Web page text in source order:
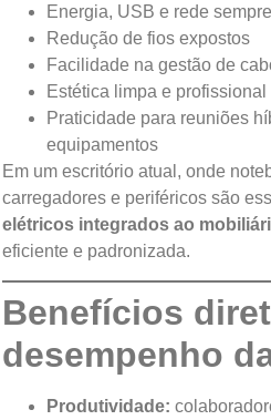
Energia, USB e rede
Redução de fios expostos
Facilidade na gestão de
Estética limpa e profissional
Praticidade para reuniões
equipamentos
Em um escritório atual, onde
carregadores e periféricos são
elétricos integrados ao
eficiente e padronizada.
Benefícios
desempenho
Produtividade: